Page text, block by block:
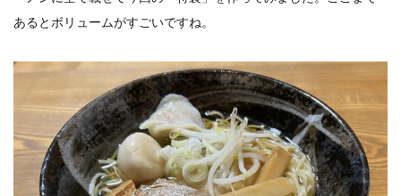
あるとボリュームがすごいですね。